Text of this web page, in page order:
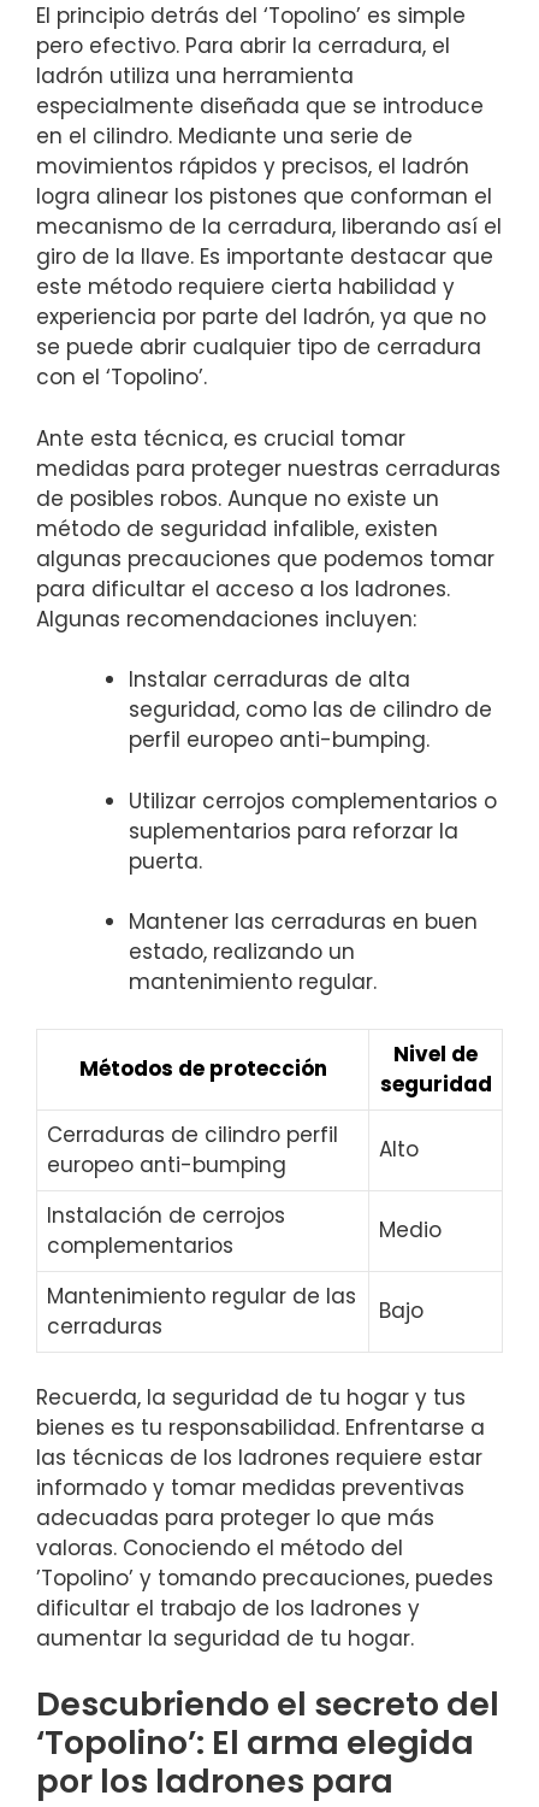
El principio detrás del ‘Topolino’⁤ es simple
pero ⁢efectivo. Para‍ abrir la cerradura, el
⁣ladrón utiliza una herramienta
especialmente diseñada que ‍se introduce
en⁢ el cilindro. Mediante una serie de
movimientos rápidos y precisos, el⁢ ladrón
logra alinear los pistones que conforman el
mecanismo de la⁣ cerradura, liberando así el
giro de la llave.‍ Es importante destacar ⁣que
este método‍ requiere ‍cierta habilidad y⁤
experiencia ⁤por parte del ladrón, ya que no
se puede ⁢abrir cualquier⁤ tipo‌ de cerradura
con el ‘Topolino’.
Ante esta técnica, es crucial tomar
medidas para proteger nuestras cerraduras
de posibles robos. Aunque no existe un
método ⁢de seguridad​ infalible, existen
algunas precauciones que podemos tomar
para dificultar el‍ acceso a los‌ ladrones.
Algunas ⁤recomendaciones incluyen:
Instalar​ cerraduras de⁤ alta‍
seguridad, como las de cilindro de
‍perfil europeo anti-bumping.
Utilizar cerrojos complementarios⁤ o
suplementarios para reforzar la
puerta.
Mantener las cerraduras en buen
estado, realizando un
mantenimiento regular.
Métodos de protección
Nivel de
seguridad
Cerraduras de cilindro perfil
europeo anti-bumping
Alto
Instalación ⁤de cerrojos⁢
complementarios
Medio
Mantenimiento regular de ⁣las
cerraduras
Bajo
Recuerda, la seguridad ⁤de ​tu hogar y‍ tus
‍bienes es tu responsabilidad. Enfrentarse a​
las⁤ técnicas de los ladrones requiere estar
informado⁣ y‍ tomar medidas preventivas
adecuadas ⁢para proteger lo que más
⁤valoras. Conociendo ‍el método del
⁢’Topolino’ ‍y tomando⁤ precauciones, puedes
dificultar el trabajo de los ladrones y
aumentar‍ la seguridad ​de tu hogar.
Descubriendo ‌el secreto del
‘Topolino’: El ​arma elegida
por los ladrones para